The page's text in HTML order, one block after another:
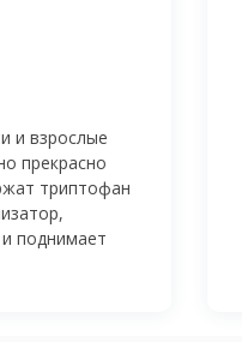
и взрослые
прекрасно
триптофан
поднимает